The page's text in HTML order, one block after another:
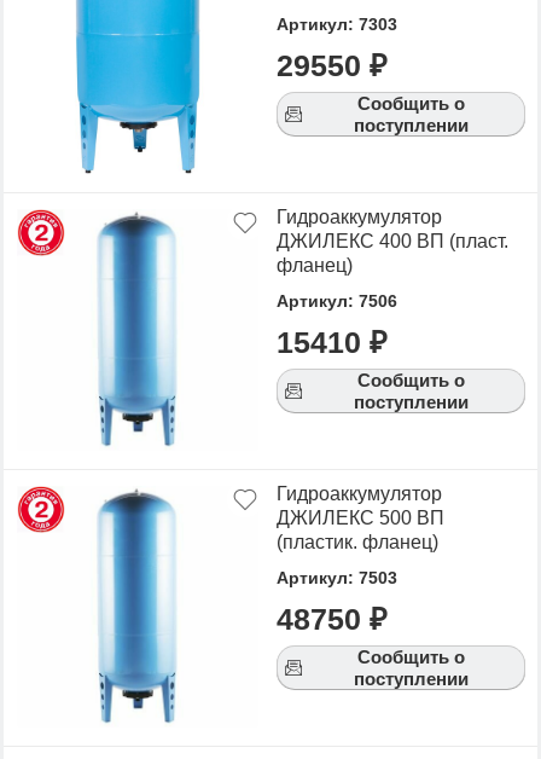
Артикул: 7303
29550 ₽
Сообщить о
поступлении
Гидроаккумулятор
ДЖИЛЕКС 400 ВП (пласт.
фланец)
Артикул: 7506
15410 ₽
Сообщить о
поступлении
Гидроаккумулятор
ДЖИЛЕКС 500 ВП
(пластик. фланец)
Артикул: 7503
48750 ₽
Сообщить о
поступлении